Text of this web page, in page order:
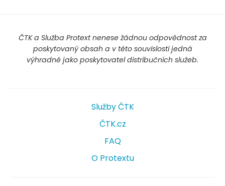
ČTK a Služba Protext nenese žádnou odpovědnost za
poskytovaný obsah a v této souvislosti jedná
výhradně jako poskytovatel distribučních služeb.
Služby ČTK
ČTK.cz
FAQ
O Protextu